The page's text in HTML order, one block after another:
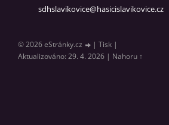
sdhslavikovice@hasicislavikovice.cz
© 2026 eStránky.cz | Tisk |
Aktualizováno: 29. 4. 2026 | Nahoru ↑